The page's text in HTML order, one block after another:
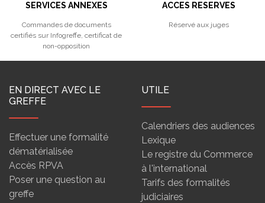
SERVICES ANNEXES
Commandes de documents
certifiés sur Infogreffe, certificat de
non-opposition
ACCES RESERVES
Réservé aux juges
EN DIRECT AVEC LE
GREFFE
Effectuer une formalité
dématérialisée
Accès RPVA
Poser une question au
greffe
UTILE
Calendriers des audiences
Lexique
Le registre du Commerce
à l'international
Tarifs des formalités
judiciaires